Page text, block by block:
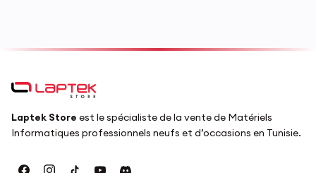
Laptek Store est le spécialiste de la vente de Matériels
Informatiques professionnels neufs et d’occasions en Tunisie.